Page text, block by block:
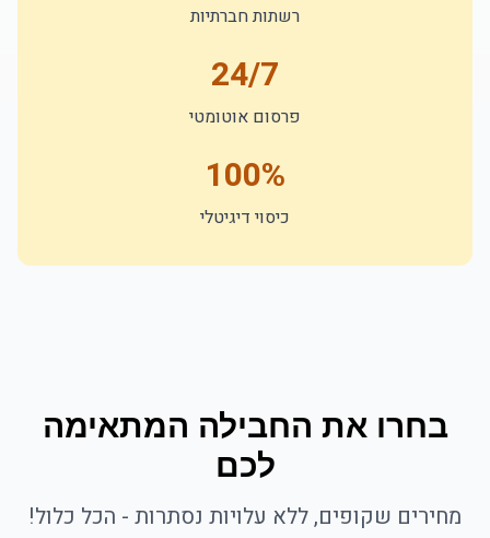
רשתות חברתיות
24/7
פרסום אוטומטי
100%
כיסוי דיגיטלי
בחרו את החבילה המתאימה
לכם
מחירים שקופים, ללא עלויות נסתרות - הכל כלול!